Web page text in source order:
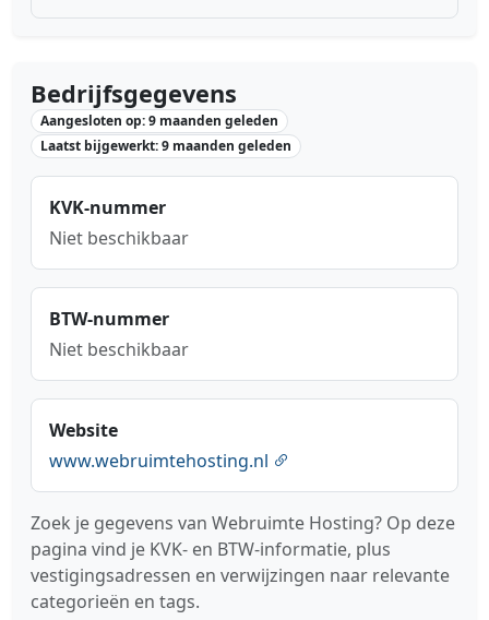
Bedrijfsgegevens
Aangesloten op: 9 maanden geleden
Laatst bijgewerkt: 9 maanden geleden
KVK-nummer
Niet beschikbaar
BTW-nummer
Niet beschikbaar
Website
www.webruimtehosting.nl
Zoek je gegevens van Webruimte Hosting? Op deze
pagina vind je KVK- en BTW-informatie, plus
vestigingsadressen en verwijzingen naar relevante
categorieën en tags.